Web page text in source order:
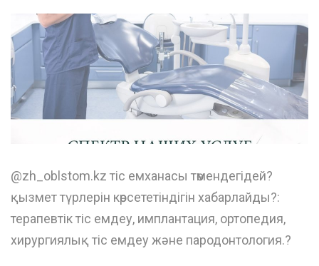
@zh_oblstom.kz тіс емханасы төмендегідей?
қызмет түрлерін көрсететіндігін хабарлайды?:
терапевтік тіс емдеу, имплантация, ортопедия,
хирургиялық тіс емдеу жəне пародонтология.?